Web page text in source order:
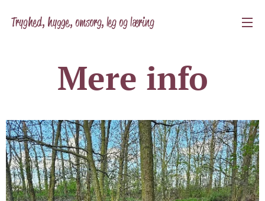
Tryghed, hygge, omsorg, leg og læring
Mere info